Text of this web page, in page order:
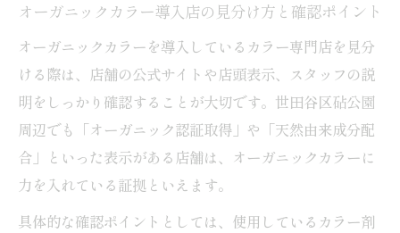
う？
普通のヘアカラーとオーガニックカラーの
比較
専門店ならではのダメージケア施術の実際
カラー専門店利用で髪と頭皮に優しい理由
オーガニック成分配合施術のメリットを解
オーガニックカラー導入店の見分け方と確認ポイント
オーガニックカラーを導入しているカラー専門店を見分
ける際は、店舗の公式サイトや店頭表示、スタッフの説
明をしっかり確認することが大切です。世田谷区砧公園
周辺でも「オーガニック認証取得」や「天然由来成分配
合」といった表示がある店舗は、オーガニックカラーに
力を入れている証拠といえます。
具体的な確認ポイントとしては、使用しているカラー剤